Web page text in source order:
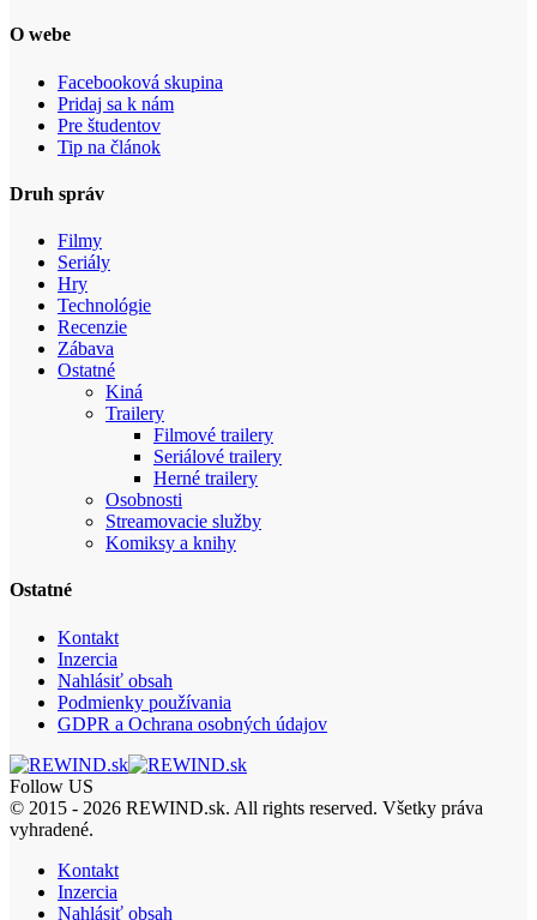
O webe
Facebooková skupina
Pridaj sa k nám
Pre študentov
Tip na článok
Druh správ
Filmy
Seriály
Hry
Technológie
Recenzie
Zábava
Ostatné
Kiná
Trailery
Filmové trailery
Seriálové trailery
Herné trailery
Osobnosti
Streamovacie služby
Komiksy a knihy
Ostatné
Kontakt
Inzercia
Nahlásiť obsah
Podmienky používania
GDPR a Ochrana osobných údajov
Follow US
© 2015 - 2026 REWIND.sk. All rights reserved. Všetky práva
vyhradené.
Kontakt
Inzercia
Nahlásiť obsah